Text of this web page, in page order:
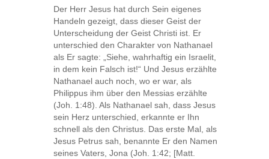
Der Herr Jesus hat durch Sein eigenes
Handeln gezeigt, dass dieser Geist der
Unterscheidung der Geist Christi ist. Er
unterschied den Charakter von Nathanael
als Er sagte: „Siehe, wahrhaftig ein Israelit,
in dem kein Falsch ist!“ Und Jesus erzählte
Nathanael auch noch, wo er war, als
Philippus ihm über den Messias erzählte
(Joh. 1:48). Als Nathanael sah, dass Jesus
sein Herz unterschied, erkannte er Ihn
schnell als den Christus. Das erste Mal, als
Jesus Petrus sah, benannte Er den Namen
seines Vaters, Jona (Joh. 1:42; [Matt.